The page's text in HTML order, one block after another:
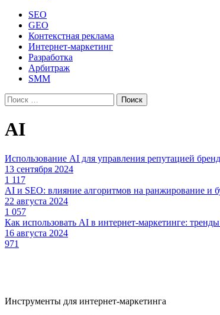
SEO
GEO
Контекстная реклама
Интернет-маркетинг
Разработка
Арбитраж
SMM
Найти:
AI
Использование AI для управления репутацией
13 сентября 2024
1 117
AI и SEO: влияние алгоритмов на ранжирование и
22 августа 2024
1 057
Как использовать AI в интернет-маркетинге:
16 августа 2024
971
Инструменты для интернет-маркетинга